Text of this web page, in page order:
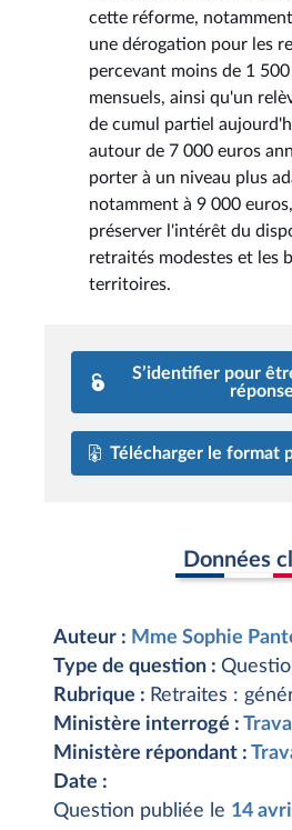
cette réforme,
une dérogation pour les
percevant moins de 1
mensuels, ainsi qu'un
de cumul partiel
autour de 7 000 euros
porter à un niveau plus
notamment à 9 000
préserver l'intérêt du
retraités modestes et les
territoires.
S’identifier pour
réponse
Télécharger le format
Données
Auteur : Mme Sophie
Type de question :
Rubrique : Retraites :
Ministère interrogé :
Ministère répondant :
Date :
Question publiée le 14